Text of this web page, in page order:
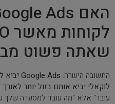
שאתה פשוט
התשובה הישרה:
לוקאלי יביא אותם בזול יותר לאורך
עובד" אלא "מה עובד למסעדה שלך